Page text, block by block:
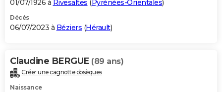
01/07/1926 à Rivesaltes ( Pyrénées-Orientales)
Décès
06/07/2023 à Béziers (Hérault)
Claudine BERGUE (89 ans)
Créer une cagnotte obsèques
Naissance